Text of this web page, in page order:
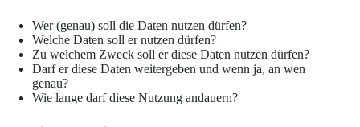
Wer (genau) soll die Daten nutzen dürfen?
Welche Daten soll er nutzen dürfen?
Zu welchem Zweck soll er diese Daten nutzen dürfen?
Darf er diese Daten weitergeben und wenn ja, an wen
genau?
Wie lange darf diese Nutzung andauern?